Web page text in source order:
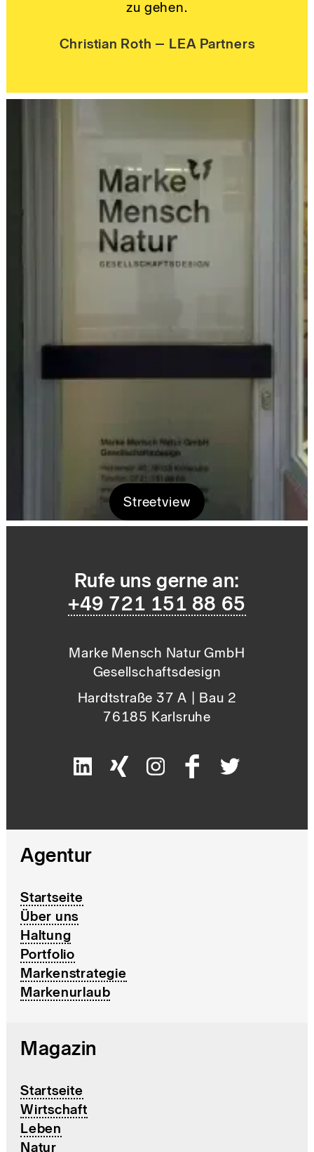
zu gehen.
Christian Roth – LEA Partners
Streetview
Rufe uns gerne an:
+49 721 151 88 65
Marke Mensch Natur GmbH
Gesellschaftsdesign
Hardtstraße 37 A | Bau 2
76185 Karlsruhe
Agentur
Startseite
Über uns
Haltung
Portfolio
Markenstrategie
Markenurlaub
Magazin
Startseite
Wirtschaft
Leben
Natur